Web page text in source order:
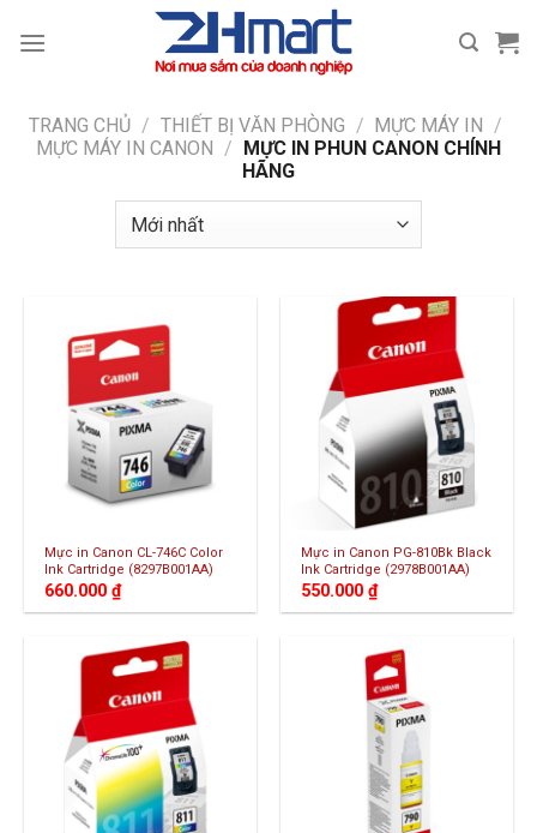
qua
TRANG CHỦ / THIẾT BỊ VĂN PHÒNG / MỰC MÁY IN /
MỰC MÁY IN CANON / MỰC IN PHUN CANON CHÍNH
HÃNG
Mực in Canon CL-746C Color
Ink Cartridge (8297B001AA)
660.000₫
Mực in Canon PG-810Bk Black
Ink Cartridge (2978B001AA)
550.000₫